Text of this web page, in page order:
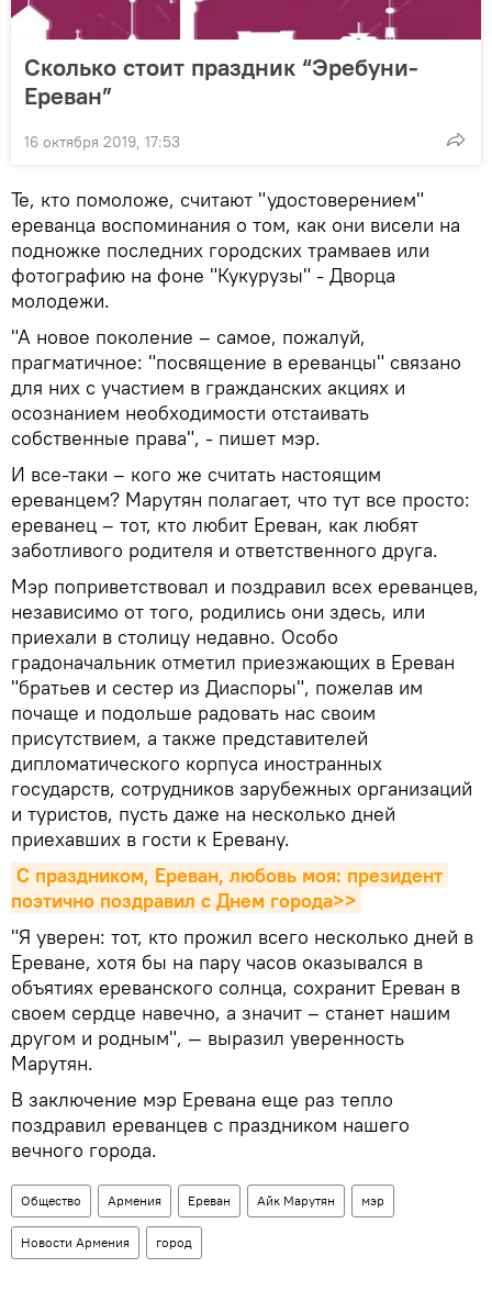
Сколько стоит праздник “Эребуни-
Ереван”
16 октября 2019, 17:53
Те, кто помоложе, считают "удостоверением"
ереванца воспоминания о том, как они висели на
подножке последних городских трамваев или
фотографию на фоне "Кукурузы" - Дворца
молодежи.
"А новое поколение – самое, пожалуй,
прагматичное: "посвящение в ереванцы" связано
для них с участием в гражданских акциях и
осознанием необходимости отстаивать
собственные права", - пишет мэр.
И все-таки – кого же считать настоящим
ереванцем? Марутян полагает, что тут все просто:
ереванец – тот, кто любит Ереван, как любят
заботливого родителя и ответственного друга.
Мэр поприветствовал и поздравил всех ереванцев,
независимо от того, родились они здесь, или
приехали в столицу недавно. Особо
градоначальник отметил приезжающих в Ереван
"братьев и сестер из Диаспоры", пожелав им
почаще и подольше радовать нас своим
присутствием, а также представителей
дипломатического корпуса иностранных
государств, сотрудников зарубежных организаций
и туристов, пусть даже на несколько дней
приехавших в гости к Еревану.
С праздником, Ереван, любовь моя: президент
поэтично поздравил с Днем города>>
"Я уверен: тот, кто прожил всего несколько дней в
Ереване, хотя бы на пару часов оказывался в
объятиях ереванского солнца, сохранит Ереван в
своем сердце навечно, а значит – станет нашим
другом и родным", — выразил уверенность
Марутян.
В заключение мэр Еревана еще раз тепло
поздравил ереванцев с праздником нашего
вечного города.
Общество Армения Ереван Айк Марутян мэр
Новости Армения город